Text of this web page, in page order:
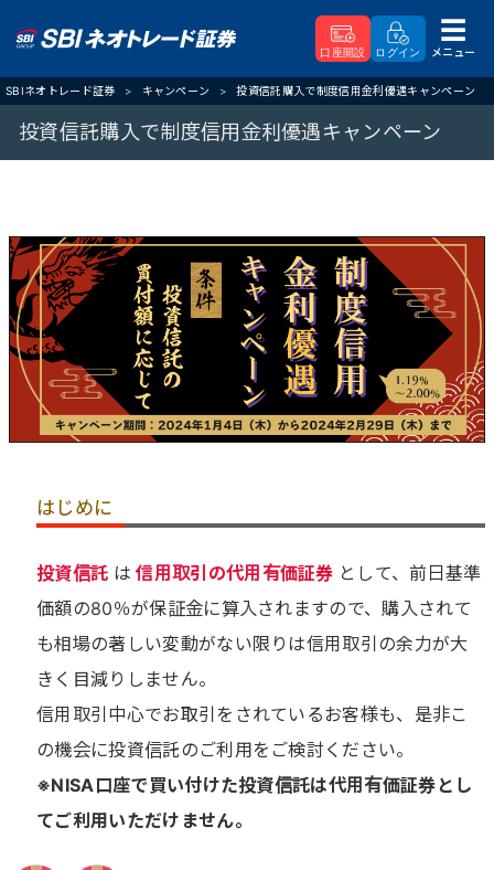
口座開設 ログイン メニュー
SBIネオトレード証券 キャンペーン 投資信託購入で制度信用金利優遇キャンペーン
投資信託購入で制度信用金利優遇キャンペーン
はじめに
投資信託 は 信用取引の代用有価証券 として、前日基準
価額の80％が保証金に算入されますので、購入されて
も相場の著しい変動がない限りは信用取引の余力が大
きく目減りしません。
信用取引中心でお取引をされているお客様も、是非こ
の機会に投資信託のご利用をご検討ください。
※NISA口座で買い付けた投資信託は代用有価証券とし
てご利用いただけません。